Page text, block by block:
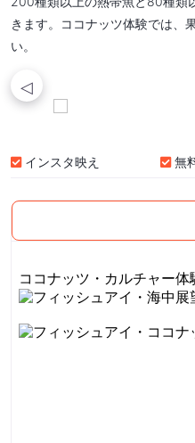
きます。ココナッツ体験では、
い。
インスタ映え 無